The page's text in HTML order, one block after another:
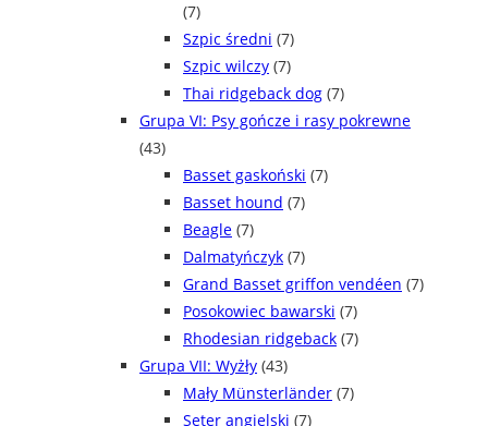
(7)
Szpic średni (7)
Szpic wilczy (7)
Thai ridgeback dog (7)
Grupa VI: Psy gończe i rasy pokrewne
(43)
Basset gaskoński (7)
Basset hound (7)
Beagle (7)
Dalmatyńczyk (7)
Grand Basset griffon vendéen (7)
Posokowiec bawarski (7)
Rhodesian ridgeback (7)
Grupa VII: Wyżły (43)
Mały Münsterländer (7)
Seter angielski (7)